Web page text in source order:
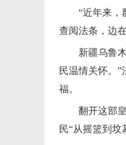
“近年来，
查阅法条，边
新疆乌鲁
民温情关怀。
福。
翻开这部
民“从摇篮到坟